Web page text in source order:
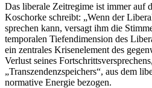
Das liberale Zeitregime ist immer auf
Koschorke schreibt: „Wenn der
sprechen kann, versagt ihm die
temporalen Tiefendimension des
ein zentrales Krisenelement des
Verlust seines
„Transzendenzspeichers“, aus dem
normative Energie bezogen.